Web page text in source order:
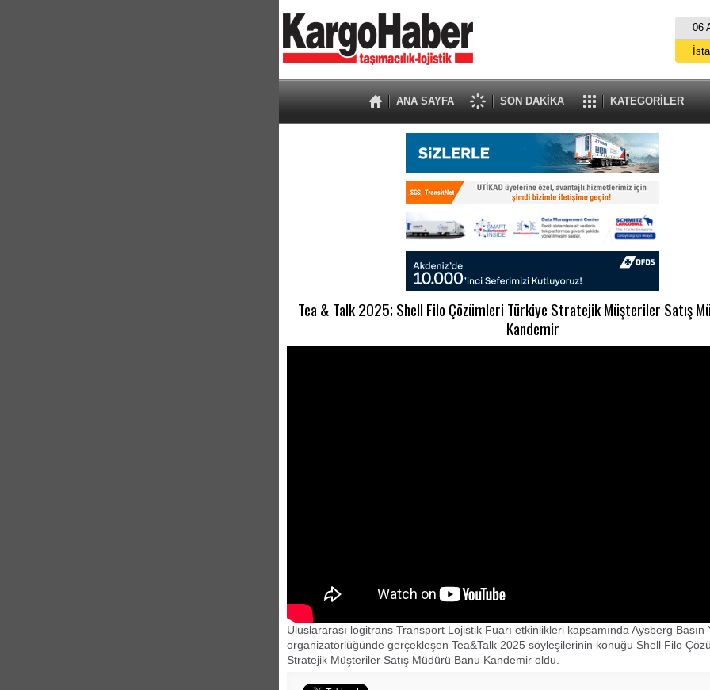
06
ANA SAYFA SON DAKİKA KATEGORİLER
Tea & Talk 2025; Shell Filo Çözümleri Türkiye Stratejik Müşteriler Satış
Kandemir
Uluslararası logitrans Transport Lojistik Fuarı etkinlikleri kapsamında Aysberg Basın
organizatörlüğünde gerçekleşen Tea&Talk 2025 söyleşilerinin konuğu Shell Filo
Stratejik Müşteriler Satış Müdürü Banu Kandemir oldu.